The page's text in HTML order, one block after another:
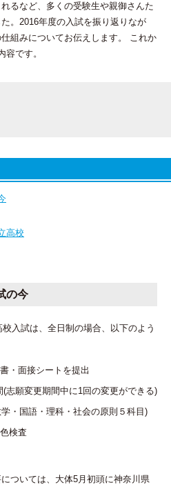
るなど、多くの受験生や親御さんた
。2016年度の入試を振り返りなが
組みについてお伝えします。 これか
容です。
高校
の今
入試は、全日制の場合、以下のよう
・面接シートを提出
志願変更期間中に1回の変更ができる)
・国語・理科・社会の原則５科目)
検査
ついては、大体5月初頭に神奈川県